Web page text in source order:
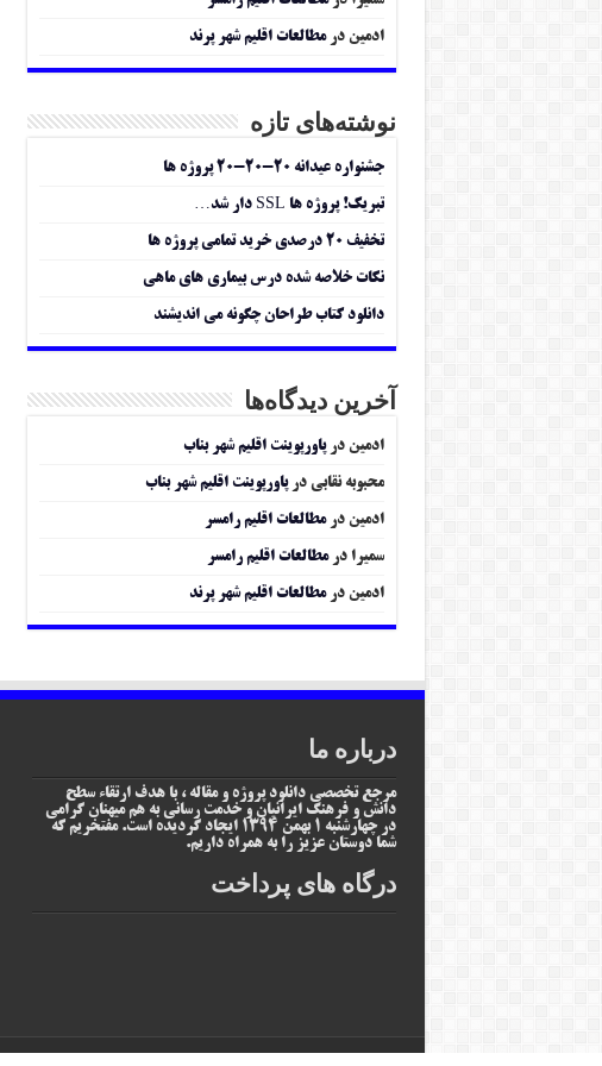
ادمین درمطالعات اقلیم شهر پرند
نوشته‌های تازه
جشنواره عیدانه ۲۰-۲۰-۲۰ پروژه ها
تبریک! پروژه ها SSL دار شد…
تخفیف ۲۰ درصدی خرید تمامی پروژه ها
نکات خلاصه شده درس بیماری های ماهی
دانلود کتاب طراحان چگونه می اندیشند
آخرین دیدگاه‌ها
ادمین درپاورپوینت اقلیم شهر بناب
محبوبه نقابی درپاورپوینت اقلیم شهر بناب
ادمین درمطالعات اقلیم رامسر
سمیرا درمطالعات اقلیم رامسر
ادمین درمطالعات اقلیم شهر پرند
درباره ما
مرجع تخصصی دانلود پروژه و مقاله ، با هدف ارتقاء سطح
دانش و فرهنگ ایرانیان و خدمت رسانی به هم میهنان گرامی
در چهارشنبه 1 بهمن 1394 ایجاد گردیده است. مفتخریم که
شما دوستان عزیز را به همراه داریم.
درگاه های پرداخت